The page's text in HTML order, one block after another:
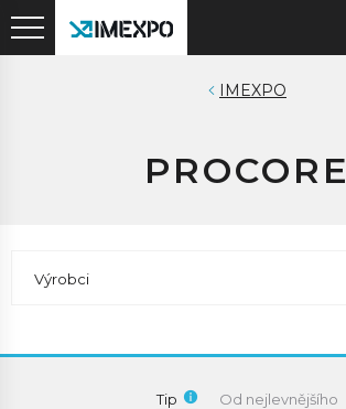
IMEXPO
PROCORE
Výrobci
Tip Od nejlevnějšího